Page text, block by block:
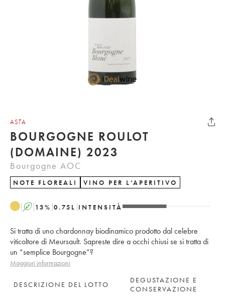
ASTA
BOURGOGNE ROULOT
(DOMAINE) 2023
Bourgogne AOC
NOTE FLOREALI VINO PER L’APERITIVO
A 13% 0.75 L INTENSITÀ
Si tratta di uno chardonnay biodinamico prodotto dal celebre
viticoltore di Meursault. Sapreste dire a occhi chiusi se si tratta di
un “semplice Bourgogne”?
Maggiori informazioni
DESCRIZIONE DEL LOTTO
DEGUSTAZIONE E
CONSERVAZIONE